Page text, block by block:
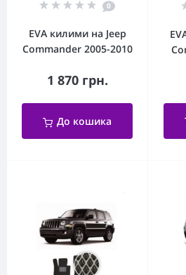
0
EVA килими на Jeep
Commander 2005-2010
1 870 грн.
До кошика